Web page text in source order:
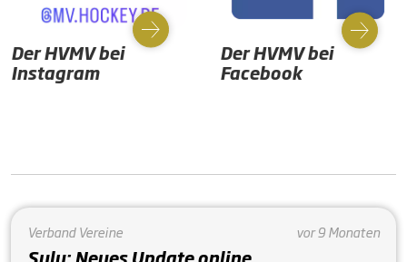
Der HVMV bei
Instagram
Der HVMV bei
Facebook
Verband Vereine vor 9 Monaten